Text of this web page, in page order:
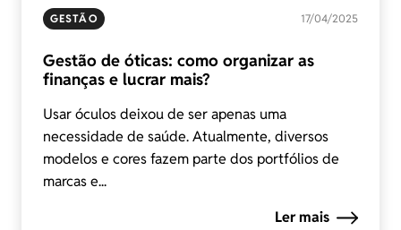
GESTÃO 17/04/2025
Gestão de óticas: como organizar as
finanças e lucrar mais?
Usar óculos deixou de ser apenas uma
necessidade de saúde. Atualmente, diversos
modelos e cores fazem parte dos portfólios de
marcas e...
Ler mais